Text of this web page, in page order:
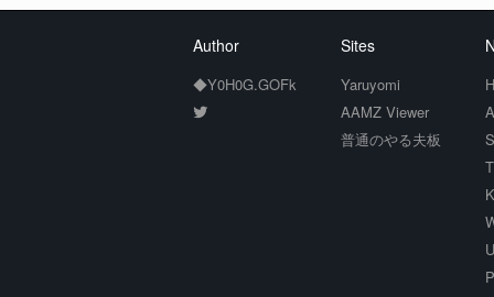
Author
◆Y0H0G.GOFk
Sites
Yaruyomi
AAMZ Viewer
普通のやる夫板